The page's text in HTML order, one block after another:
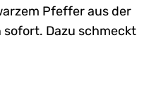
Pfeffer aus der
sofort. Dazu schmeckt